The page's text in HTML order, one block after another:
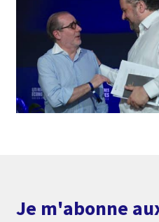
Je m'abonne